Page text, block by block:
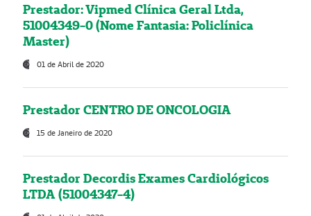
Prestador: Vipmed Clínica Geral Ltda,
51004349-0 (Nome Fantasia: Policlínica
Master)
01 de Abril de 2020
Prestador CENTRO DE ONCOLOGIA
15 de Janeiro de 2020
Prestador Decordis Exames Cardiológicos
LTDA (51004347-4)